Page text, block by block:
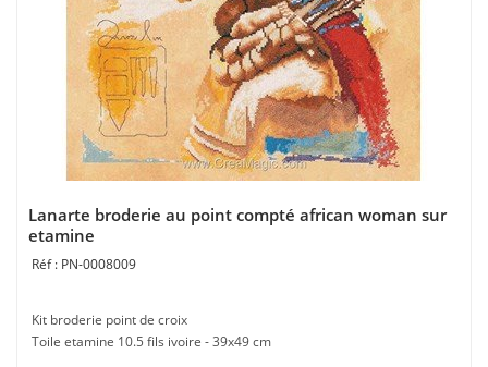
Lanarte broderie au point compté african woman sur
etamine
PN-0008009
Kit broderie point de croix
Toile etamine 10.5 fils ivoire - 39x49 cm